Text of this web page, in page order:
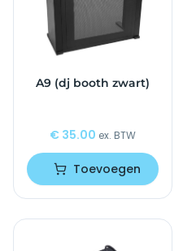
A9 (dj booth zwart)
€ 35.00 ex. BTW
Toevoegen